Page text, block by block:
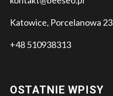
Katowice, Porcelanowa 23
+48 510938313
OSTATNIE WPISY